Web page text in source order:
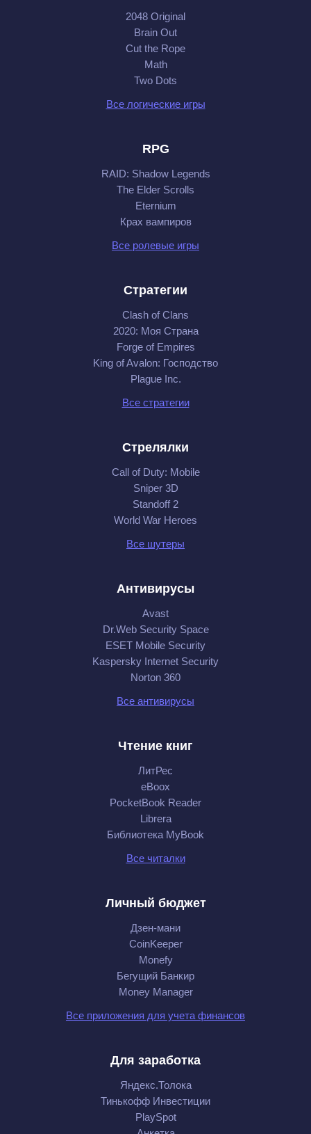
2048 Original
Brain Out
Cut the Rope
Math
Two Dots
Все логические игры
RPG
RAID: Shadow Legends
The Elder Scrolls
Eternium
Крах вампиров
Все ролевые игры
Стратегии
Clash of Clans
2020: Моя Cтрана
Forge of Empires
King of Avalon: Господство
Plague Inc.
Все стратегии
Стрелялки
Call of Duty: Mobile
Sniper 3D
Standoff 2
World War Heroes
Все шутеры
Антивирусы
Avast
Dr.Web Security Space
ESET Mobile Security
Kaspersky Internet Security
Norton 360
Все антивирусы
Чтение книг
ЛитРес
eBoox
PocketBook Reader
Librera
Библиотека MyBook
Все читалки
Личный бюджет
Дзен-мани
CoinKeeper
Monefy
Бегущий Банкир
Money Manager
Все приложения для учета финансов
Для заработка
Яндекс.Толока
Тинькофф Инвестиции
PlaySpot